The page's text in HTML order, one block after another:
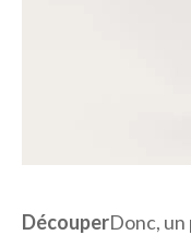
DécouperDonc, un